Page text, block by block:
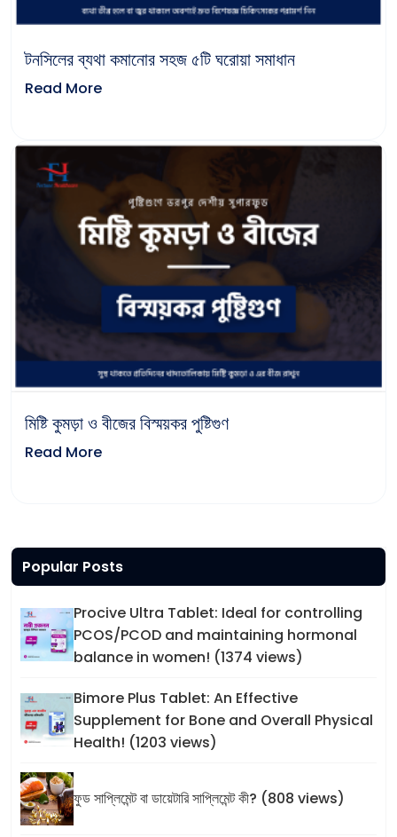
টনসিলের ব্যথা কমানোর সহজ ৫টি ঘরোয়া সমাধান
Read More
মিষ্টি কুমড়া ও বীজের বিস্ময়কর পুষ্টিগুণ
Read More
Popular Posts
Procive Ultra Tablet: Ideal for controlling
PCOS/PCOD and maintaining hormonal
balance in women! (1374 views)
Bimore Plus Tablet: An Effective
Supplement for Bone and Overall Physical
Health! (1203 views)
ফুড সাপ্লিমেন্ট বা ডায়েটারি সাপ্লিমেন্ট কী? (808 views)